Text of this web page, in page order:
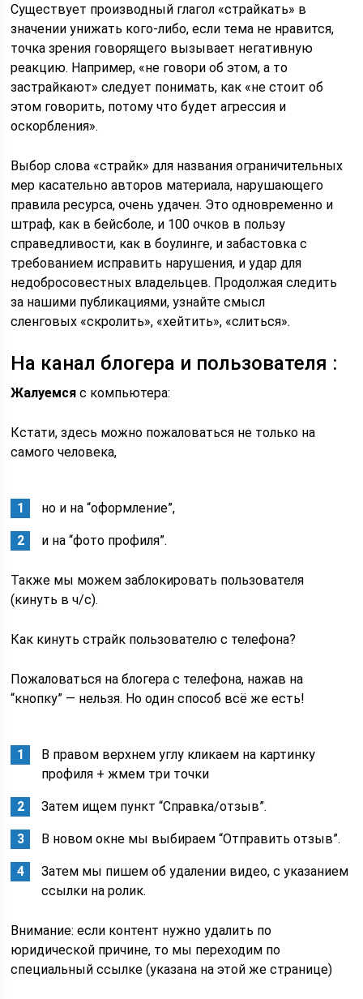
Существует производный глагол «страйкать» в
значении унижать кого-либо, если тема не нравится,
точка зрения говорящего вызывает негативную
реакцию. Например, «не говори об этом, а то
застрайкают» следует понимать, как «не стоит об
этом говорить, потому что будет агрессия и
оскорбления».
Выбор слова «страйк» для названия ограничительных
мер касательно авторов материала, нарушающего
правила ресурса, очень удачен. Это одновременно и
штраф, как в бейсболе, и 100 очков в пользу
справедливости, как в боулинге, и забастовка с
требованием исправить нарушения, и удар для
недобросовестных владельцев. Продолжая следить
за нашими публикациями, узнайте смысл
сленговых «скролить», «хейтить», «слиться».
На канал блогера и пользователя :
Жалуемсяс компьютера:
Кстати, здесь можно пожаловаться не только на
самого человека,
но и на “оформление”,
и на “фото профиля”.
Также мы можем заблокировать пользователя
(кинуть в ч/с).
Как кинуть страйк пользователю с телефона?
Пожаловаться на блогера с телефона, нажав на
“кнопку” — нельзя. Но один способ всё же есть!
В правом верхнем углу кликаем на картинку
профиля + жмем три точки
Затем ищем пункт “Справка/отзыв”.
В новом окне мы выбираем “Отправить отзыв”.
Затем мы пишем об удалении видео, с указанием
ссылки на ролик.
Внимание: если контент нужно удалить по
юридической причине, то мы переходим по
специальный ссылке (указана на этой же странице)